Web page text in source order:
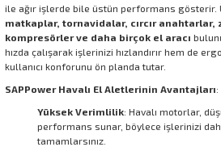
ile ağır işlerde bile üstün performans gösterir.
matkaplar, tornavidalar, cırcır anahtarlar,
kompresörler ve daha birçok el aracı
hızda çalışarak işlerinizi hızlandırır hem de
kullanıcı konforunu ön planda tutar.
SAPPower Havalı El Aletlerinin Avantajları:
Yüksek Verimlilik: Havalı motorlar,
performans sunar, böylece işlerinizi
tamamlarsınız.